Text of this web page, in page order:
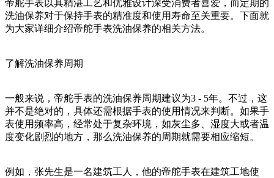
帝舵手表以其精湛工艺和优雅设计深受消费者喜爱，而定期的
洗油保养对于保持手表的精准度和使用寿命至关重要。下面就
为大家详细介绍帝舵手表洗油保养的相关方法。
了解洗油保养周期
一般来说，帝舵手表的洗油保养周期建议为3 - 5年。不过，这
并不是绝对的，具体还需根据手表的使用情况来判断。如果手
表使用频率高，经常处于复杂环境，如灰尘多、湿度大或者温
度变化剧烈的地方，那么洗油保养的周期就需要相应缩短。
例如，张先生是一名建筑工人，他的帝舵手表在建筑工地使